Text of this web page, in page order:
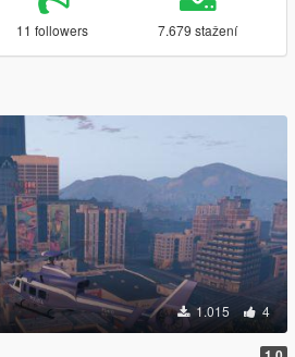
11 followers 7.679 stažení
1.015 4